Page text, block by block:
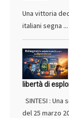
Una vittoria
italiani segna ...
libertà di
SINTESI :
del 25 marzo